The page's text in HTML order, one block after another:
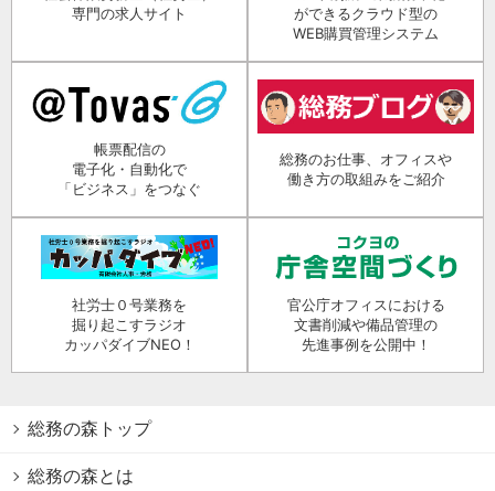
専門の求人サイト
ができるクラウド型の
WEB購買管理システム
帳票配信の
電子化・自動化で
「ビジネス」をつなぐ
総務のお仕事、オフィスや
働き方の取組みをご紹介
社労士０号業務を
掘り起こすラジオ
カッパダイブNEO！
官公庁オフィスにおける
文書削減や備品管理の
先進事例を公開中！
総務の森トップ
総務の森とは